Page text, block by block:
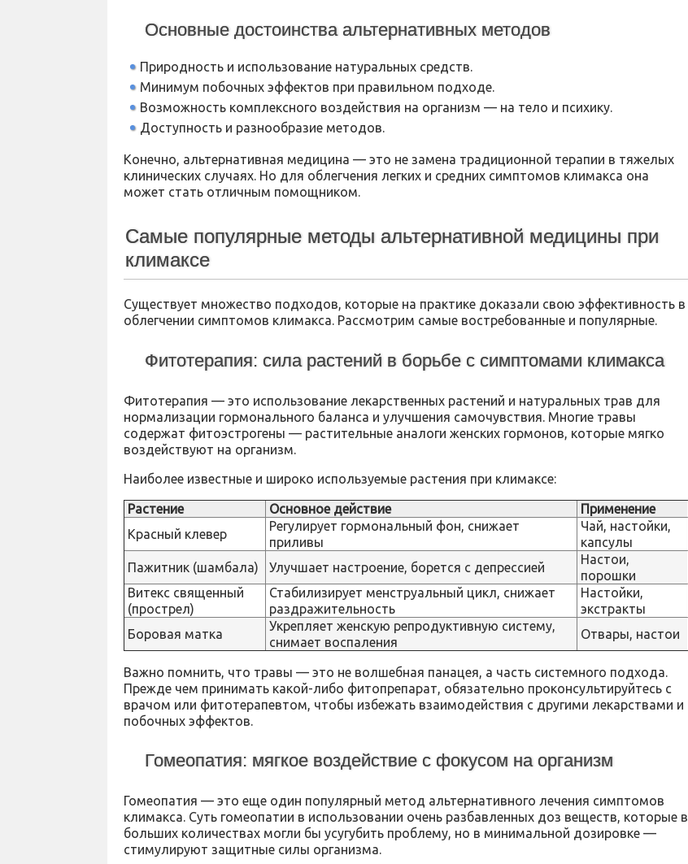
Основные достоинства альтернативных методов
Природность и использование натуральных средств.
Минимум побочных эффектов при правильном подходе.
Возможность комплексного воздействия на организм — на тело и психику.
Доступность и разнообразие методов.
Конечно, альтернативная медицина — это не замена традиционной терапии в тяжелых
клинических случаях. Но для облегчения легких и средних симптомов климакса она
может стать отличным помощником.
Самые популярные методы альтернативной медицины при
климаксе
Существует множество подходов, которые на практике доказали свою эффективность в
облегчении симптомов климакса. Рассмотрим самые востребованные и популярные.
Фитотерапия: сила растений в борьбе с симптомами климакса
Фитотерапия — это использование лекарственных растений и натуральных трав для
нормализации гормонального баланса и улучшения самочувствия. Многие травы
содержат фитоэстрогены — растительные аналоги женских гормонов, которые мягко
воздействуют на организм.
Наиболее известные и широко используемые растения при климаксе:
Растение Основное действие
Применение
Красный клевер
Регулирует гормональный фон, снижает
приливы
Чай, настойки,
капсулы
Пажитник (шамбала)
Улучшает настроение, борется с депрессией
Настои,
порошки
Витекс священный
(прострел)
Стабилизирует менструальный цикл, снижает
раздражительность
Настойки,
экстракты
Боровая матка
Укрепляет женскую репродуктивную систему,
снимает воспаления
Отвары, настои
Важно помнить, что травы — это не волшебная панацея, а часть системного подхода.
Прежде чем принимать какой-либо фитопрепарат, обязательно проконсультируйтесь с
врачом или фитотерапевтом, чтобы избежать взаимодействия с другими лекарствами и
побочных эффектов.
Гомеопатия: мягкое воздействие с фокусом на организм
Гомеопатия — это еще один популярный метод альтернативного лечения симптомов
климакса. Суть гомеопатии в использовании очень разбавленных доз веществ, которые в
больших количествах могли бы усугубить проблему, но в минимальной дозировке —
стимулируют защитные силы организма.